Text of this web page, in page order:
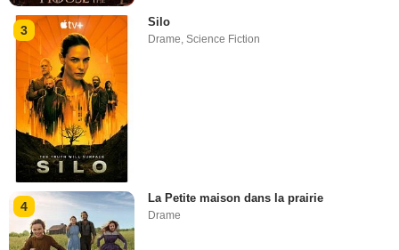
3
Silo
Drame ,Science Fiction
4
La Petite maison dans la prairie
Drame